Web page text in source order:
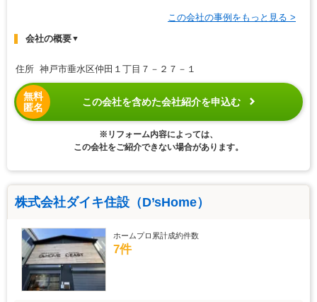
この会社の事例をもっと見る >
会社の概要▼
住所 神戸市垂水区仲田１丁目７－２７－１
無料
匿名
この会社を含めた会社紹介を申込む
※リフォーム内容によっては、
この会社をご紹介できない場合があります。
株式会社ダイキ住設（D’sHome）
ホームプロ累計成約件数
7件